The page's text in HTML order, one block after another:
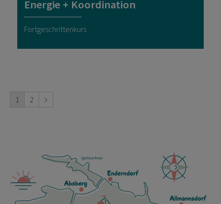
Energie + Koordination
Fortgeschrittenkurs
1 2